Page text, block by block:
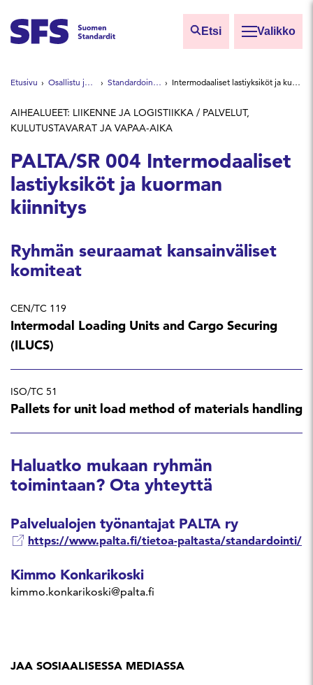
Etsi Valikko
Etsi sivuilta
Hae hakutermillä
Etusivu Osallistu ja vaikuta Standardointiryhmät Intermodaaliset lastiyksiköt ja kuorman kiinnitys
AIHEALUEET: LIIKENNE JA LOGISTIIKKA / PALVELUT,
KULUTUSTAVARAT JA VAPAA-AIKA
PALTA/SR 004 Intermodaaliset
lastiyksiköt ja kuorman
kiinnitys
Ryhmän seuraamat kansainväliset
komiteat
CEN/TC 119
Intermodal Loading Units and Cargo Securing
(ILUCS)
ISO/TC 51
Pallets for unit load method of materials handling
Haluatko mukaan ryhmän
toimintaan? Ota yhteyttä
Palvelualojen työnantajat PALTA ry
https://www.palta.fi/tietoa-paltasta/standardointi/
Kimmo Konkarikoski
kimmo.konkarikoski@palta.fi
JAA SOSIAALISESSA MEDIASSA